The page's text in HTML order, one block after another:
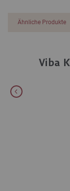
Ähnliche Produkte
Viba